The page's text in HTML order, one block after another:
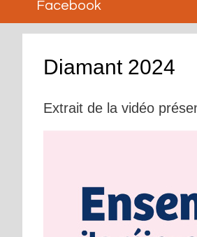
Facebook
Diamant 2024
Extrait de la vidéo